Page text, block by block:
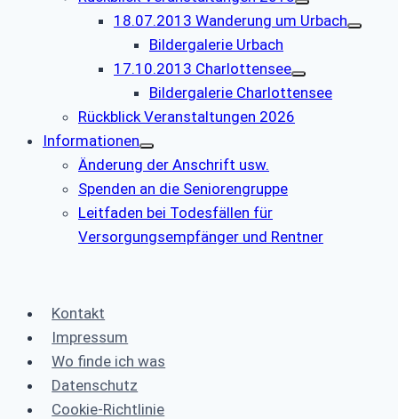
18.07.2013 Wanderung um Urbach
Bildergalerie Urbach
17.10.2013 Charlottensee
Bildergalerie Charlottensee
Rückblick Veranstaltungen 2026
Informationen
Änderung der Anschrift usw.
Spenden an die Seniorengruppe
Leitfaden bei Todesfällen für
Versorgungsempfänger und Rentner
Kontakt
Impressum
Wo finde ich was
Datenschutz
Cookie-Richtlinie